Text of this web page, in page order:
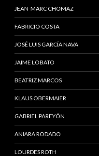
JEAN-MARC CHOMAZ
FABRICIO COSTA
JOSÉ LUIS GARCÍA NAVA
JAIME LOBATO
BEATRIZ MARCOS
KLAUS OBERMAIER
GABRIEL PAREYÓN
ANIARA RODADO
LOURDES ROTH